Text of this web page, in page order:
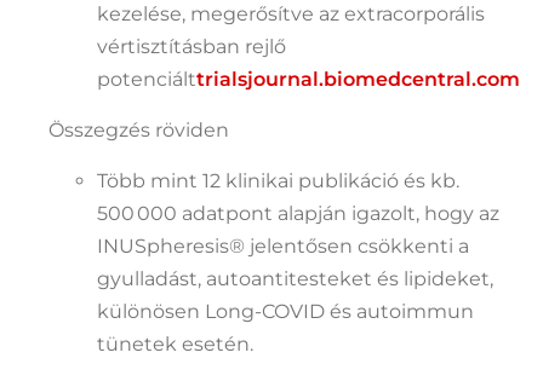
kezelése, megerősítve az extracorporális
vértisztításban rejlő
potenciálttrialsjournal.biomedcentral.com
Összegzés röviden
Több mint 12 klinikai publikáció és kb.
500 000 adatpont alapján igazolt, hogy az
INUSpheresis® jelentősen csökkenti a
gyulladást, autoantitesteket és lipideket,
különösen Long-COVID és autoimmun
tünetek esetén.